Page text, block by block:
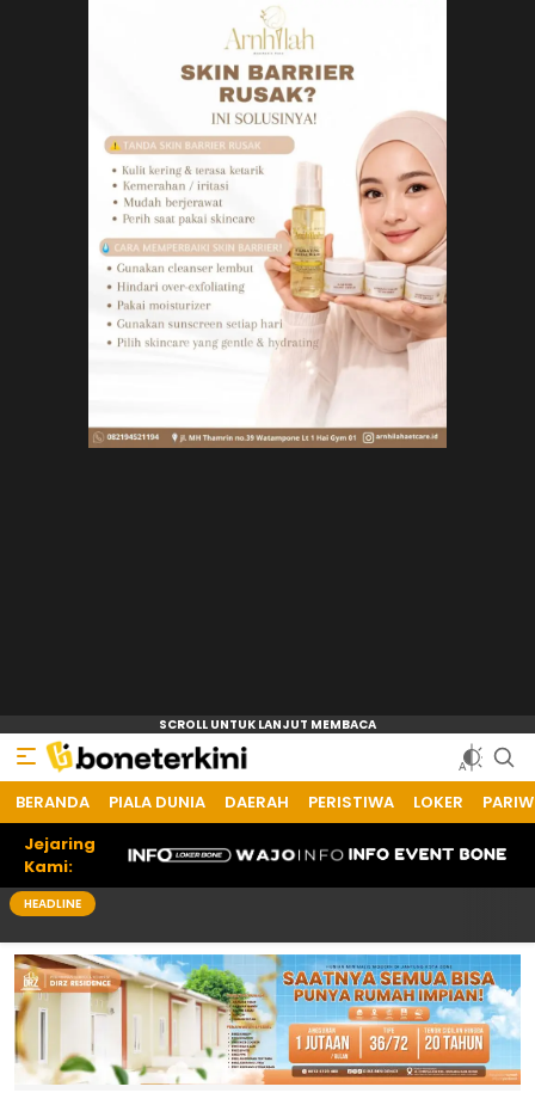
Bone Terkini
Referensi Informasi Terkini
BERANDA PIALA DUNIA DAERAH PERISTIWA LOKER
Jejaring
Kami:
HEADLINE